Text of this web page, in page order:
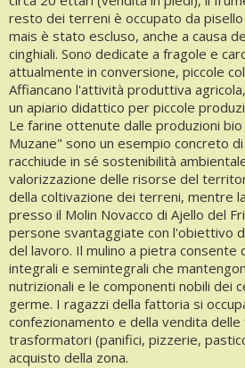
resto dei terreni è occupato da
mais è stato escluso, anche a causa
cinghiali. Sono dedicate a fragole e
attualmente in conversione, piccole
Affiancano l'attività produttiva
un apiario didattico per piccole
Le farine ottenute dalle produzioni
Muzane" sono un esempio concreto
racchiude in sé sostenibilità
valorizzazione delle risorse del
della coltivazione dei terreni, mentre
presso il Molin Novacco di Ajello del
persone svantaggiate con l'obiettivo
del lavoro. Il mulino a pietra consente
integrali e semintegrali che
nutrizionali e le componenti nobili dei
germe. I ragazzi della fattoria si
confezionamento e della vendita
trasformatori (panifici, pizzerie,
acquisto della zona.